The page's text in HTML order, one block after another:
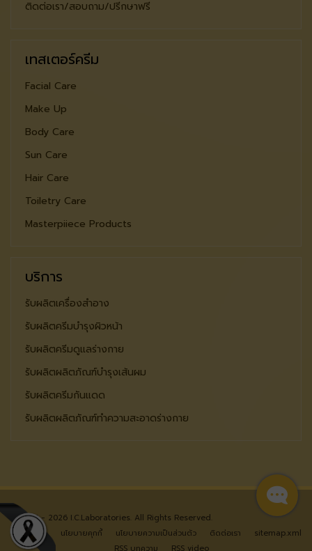
ติดต่อเรา/สอบถาม/ปรีกษาฟรี
เทสเตอร์ครีม
Facial Care
Make Up
Body Care
Sun Care
Hair Care
Toiletry Care
Masterpiiece Products
บริการ
รับผลิตเครื่องสำอาง
รับผลิตครีมบำรุงผิวหน้า
รับผลิตครีมดูแลร่างกาย
รับผลิตผลิตภัณฑ์บำรุงเส้นผม
รับผลิตครีมกันแดด
รับผลิตผลิตภัณฑ์ทำความสะอาดร่างกาย
© 2024 - 2026 I.C.Laboratories. All Rights Reserved.
หน้าแรก
นโยบายคุกกี้ นโยบายความเป็นส่วนตัว ติดต่อเรา
sitemap.xml
RSS บทความ
RSS video